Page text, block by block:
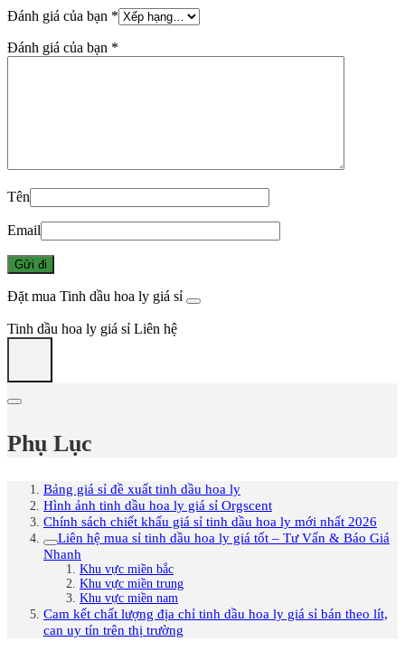
Đánh giá của bạn *
Đánh giá của bạn *
Tên
Email
Đặt mua Tinh dầu hoa ly giá sỉ
Tinh dầu hoa ly giá sỉ Liên hệ
Phụ Lục
Bảng giá sỉ đề xuất tinh dầu hoa ly
Hình ảnh tinh dầu hoa ly giá sỉ Orgscent
Chính sách chiết khấu giá sỉ tinh dầu hoa ly mới nhất 2026
Liên hệ mua sỉ tinh dầu hoa ly giá tốt – Tư Vấn & Báo Giá
Nhanh
Khu vực miền bắc
Khu vực miền trung
Khu vực miền nam
Cam kết chất lượng địa chỉ tinh dầu hoa ly giá sỉ bán theo lít,
can uy tín trên thị trường